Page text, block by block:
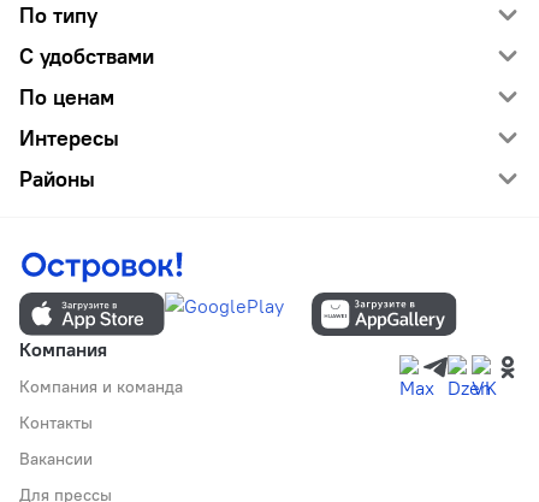
По типу
С удобствами
По ценам
Интересы
Районы
Компания
Компания и команда
Контакты
Вакансии
Для прессы